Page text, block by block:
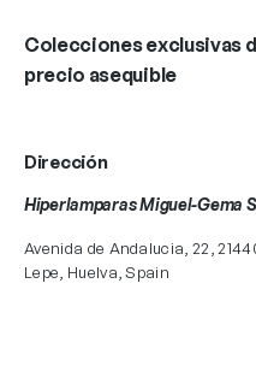
Colecciones exclusivas
precio asequible
Dirección
Hiperlamparas Miguel-Gema
Avenida de Andalucia, 22,
Lepe, Huelva, Spain